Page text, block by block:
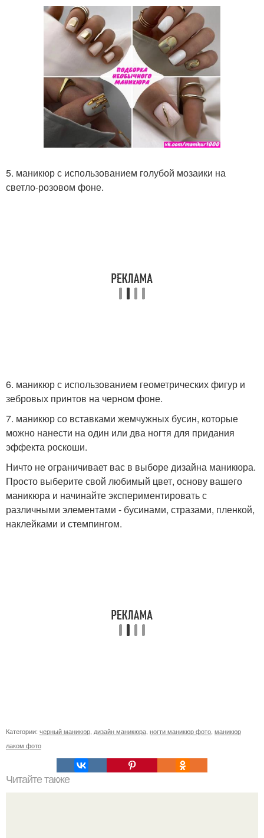
5. маникюр с использованием голубой мозаики на
светло-розовом фоне.
6. маникюр с использованием геометрических фигур и
зебровых принтов на черном фоне.
7. маникюр со вставками жемчужных бусин, которые
можно нанести на один или два ногтя для придания
эффекта роскоши.
Ничто не ограничивает вас в выборе дизайна маникюра.
Просто выберите свой любимый цвет, основу вашего
маникюра и начинайте экспериментировать с
различными элементами - бусинами, стразами, пленкой,
наклейками и стемпингом.
Категории: черный маникюр дизайн маникюра ногти маникюр фото маникюр
лаком фото
Читайте также